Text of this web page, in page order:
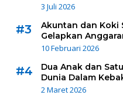
3 Juli 2026
#3
Akuntan dan Koki
Gelapkan
10 Februari 2026
#4
Dua Anak dan
Dunia Dalam
2 Maret 2026